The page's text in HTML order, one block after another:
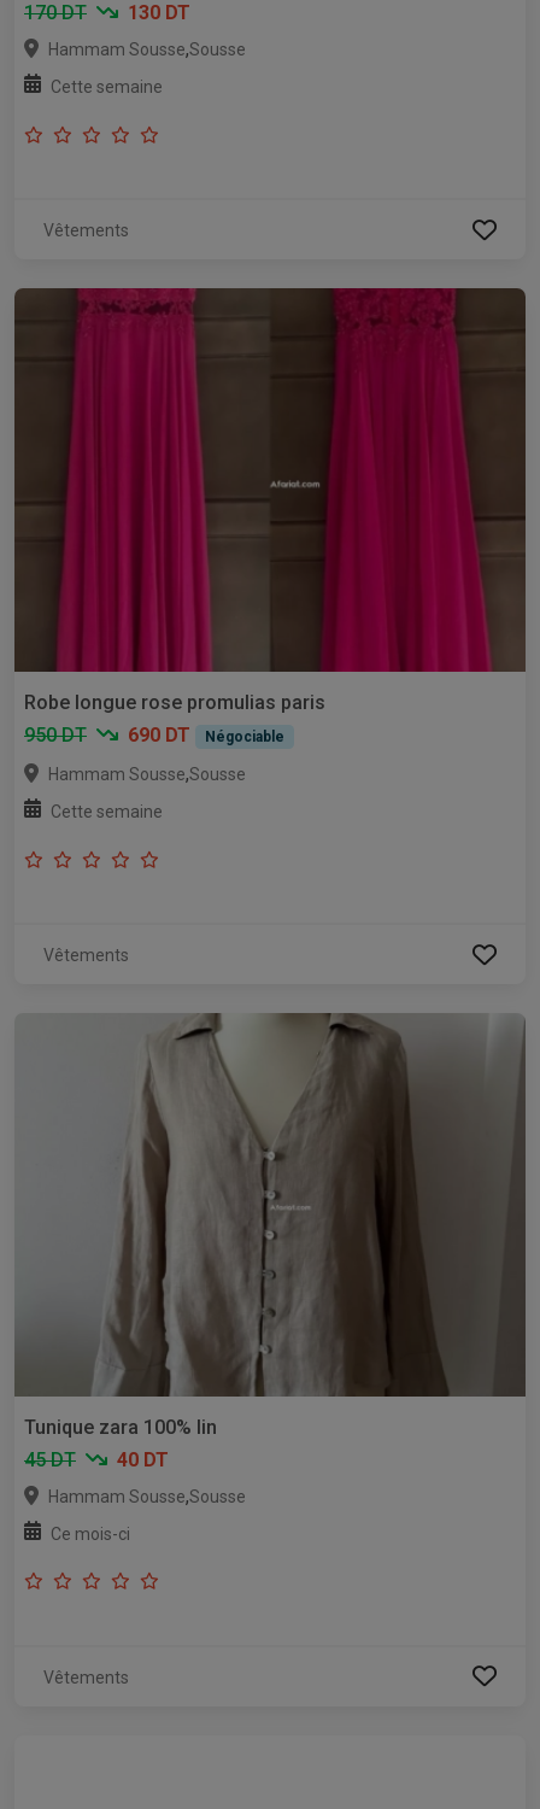
170 DT
130 DT
Hammam Sousse,Sousse
Cette semaine
Vêtements
Robe longue rose promulias paris
950 DT
690 DT Négociable
Hammam Sousse,Sousse
Cette semaine
Vêtements
Tunique zara 100% lin
45 DT
40 DT
Hammam Sousse,Sousse
Ce mois-ci
Vêtements